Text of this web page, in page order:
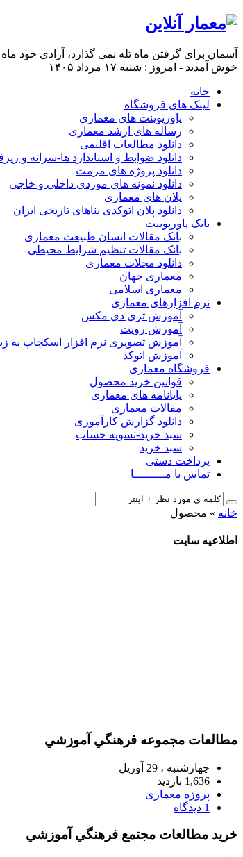
آسمان برای گرفتن ماه تله نمی گذارد، آزادی خود
خوش آمدید - امروز : شنبه ۱۷ مرداد ۱۴۰۵
خانه
لینک های فروشگاه
پاورپوینت های معماری
رساله های ارشد معماری
دانلود مطالعات اقلیمی
دانلود ضوابط و استاندارد ها-سرانه و
دانلود پروژه های مرمت
دانلود نمونه های موردی داخلی و خاجی
پلان های معماری
دانلود پلان اتوکدی بناهای تاریخی ایران
بانک پاورپوینت
بانک مقالات انسان طبیعت معماری
بانک مقالات تنظیم شرایط محیطی
دانلود مجلات معماری
معماری جهان
معماری اسلامی
نرم افزارهای معماری
آﻣﻮزش ﺗﺮي دي ﻣﮑﺲ
آموزش رویت
آموزش تصویری نرم افزار اسکچاپ به
آموزش اتوکد
فروشگاه معماری
قوانین خرید محصول
پایانامه های معماری
مقالات معماری
دانلود گزارش کارآموزی
سبد خرید-تسویه حساب
سبد خرید
پرداخت دستی
تماس با مـــــــــا
خانه » محصول
اطلاعیه سایت
مطالعات مجموعه فرهنگي آموزشي
چهارشنبه ، 29 آوریل
1,636 بازدید
پروژه معماری
1 دیدگاه
خرید مطالعات مجتمع فرهنگي آموزشي